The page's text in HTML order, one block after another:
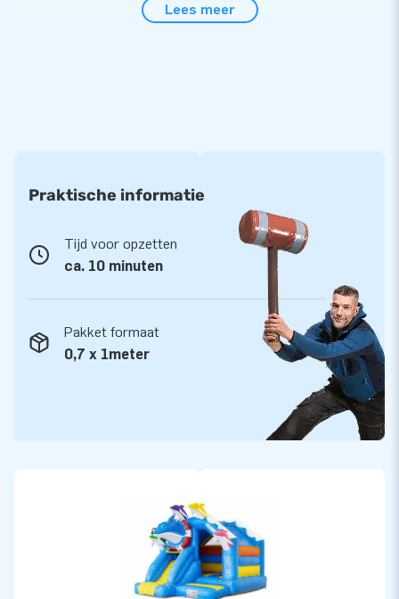
De Slide Combo springkastelen zijn erg geliefd, en dat is
De mooiste springkastelen met glijbaan bestel je
bij JB Inflatables
Voor een mooi springkasteel met glijbaan moet je bij JB
Inflatables zijn. Bij ons heb je alle keus, en we leveren ook
nog eens uit voorraad. Natuurlijk wordt dit Slide Combo
springkasteel geleverd met alles wat je nodig hebt.
Bovendien krijg je er garantie op. Mocht er iets niet in orde
zijn, dan staan we voor je klaar om het op te lossen. Wil je
liever een springkasteel in je eigen design laten maken? Ook
dat kan! Neem contact met ons op om de mogelijkheden te
Lees meer
Praktische informatie
Tijd voor opzetten
ca. 10 minuten
Pakket formaat
0,7 x 1meter